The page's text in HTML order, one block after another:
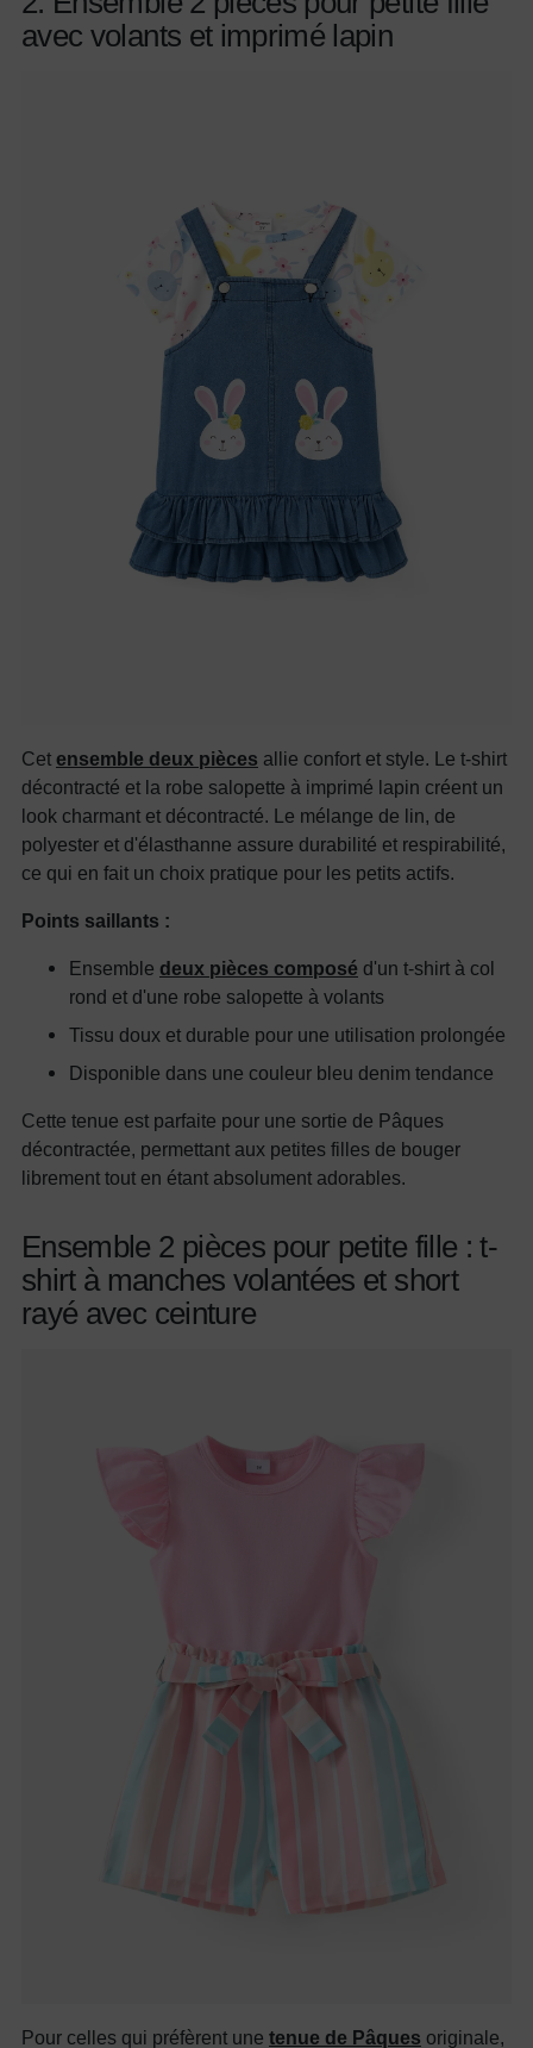
avec volants et imprimé lapin
Cet ensemble deux pièces allie confort et style. Le t-shirt
décontracté et la robe salopette à imprimé lapin créent un
look charmant et décontracté. Le mélange de lin, de
polyester et d'élasthanne assure durabilité et respirabilité,
ce qui en fait un choix pratique pour les petits actifs.
Points saillants :
Ensemble deux pièces composé d'un t-shirt à col
rond et d'une robe salopette à volants
Tissu doux et durable pour une utilisation prolongée
Disponible dans une couleur bleu denim tendance
Cette tenue est parfaite pour une sortie de Pâques
décontractée, permettant aux petites filles de bouger
librement tout en étant absolument adorables.
Ensemble 2 pièces pour petite fille : t-
shirt à manches volantées et short
rayé avec ceinture
Pour celles qui préfèrent une tenue de Pâques originale,